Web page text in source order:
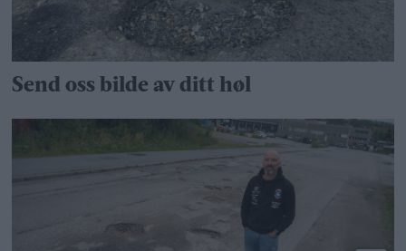
Send oss bilde av ditt høl